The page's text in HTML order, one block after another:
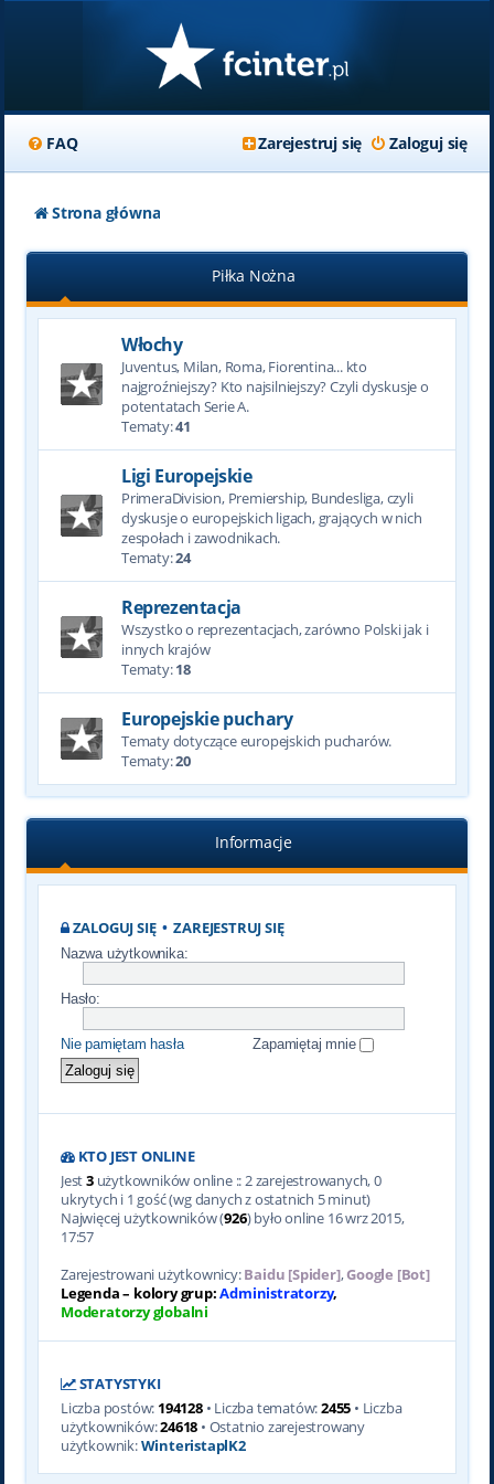
FAQ Zaloguj się
Zarejestruj się
Strona główna
Piłka Nożna
Włochy
Juventus, Milan, Roma, Fiorentina... kto
najgroźniejszy? Kto najsilniejszy? Czyli dyskusje o
potentatach Serie A.
Tematy:41
Ligi Europejskie
PrimeraDivision, Premiership, Bundesliga, czyli
dyskusje o europejskich ligach, grających w nich
zespołach i zawodnikach.
Tematy:24
Reprezentacja
Wszystko o reprezentacjach, zarówno Polski jak i
innych krajów
Tematy:18
Europejskie puchary
Tematy dotyczące europejskich pucharów.
Tematy:20
Informacje
ZALOGUJ SIĘ•ZAREJESTRUJ SIĘ
Nazwa użytkownika:
Hasło:
Nie pamiętam hasła Zapamiętaj mnie
KTO JEST ONLINE
Jest3użytkowników online :: 2 zarejestrowanych, 0
ukrytych i 1 gość (wg danych z ostatnich 5 minut)
Najwięcej użytkowników (926) było online 16 wrz 2015,
17:57
Zarejestrowani użytkownicy:Baidu [Spider],Google [Bot]
Legenda – kolory grup:Administratorzy,
Moderatorzy globalni
STATYSTYKI
Liczba postów: 194128• Liczba tematów:2455 • Liczba
użytkowników:24618 • Ostatnio zarejestrowany
użytkownik:WinteristaplK2